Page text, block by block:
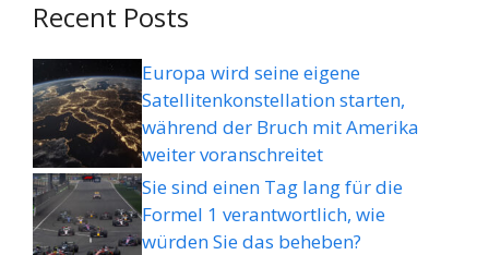
Recent Posts
Europa wird seine eigene
Satellitenkonstellation starten,
während der Bruch mit Amerika
weiter voranschreitet
Sie sind einen Tag lang für die
Formel 1 verantwortlich, wie
würden Sie das beheben?